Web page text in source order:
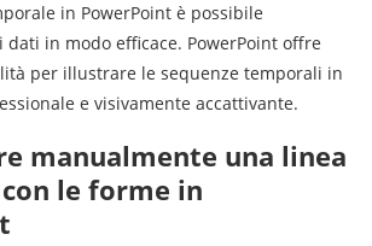
in PowerPoint è possibile
in modo efficace. PowerPoint offre
per illustrare le sequenze temporali in
e visivamente accattivante.
manualmente una linea
le forme in